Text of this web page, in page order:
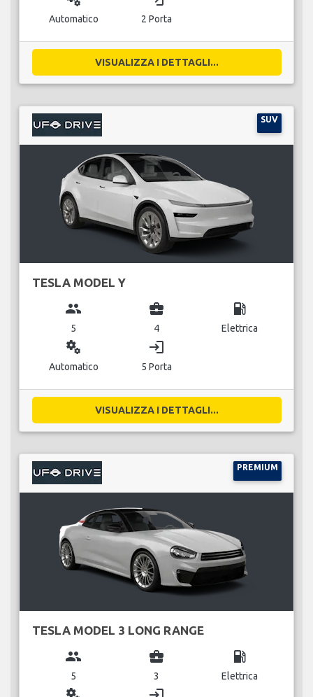
Automatico 2 Porta
VISUALIZZA I DETTAGLI...
SUV
TESLA MODEL Y
group
5
business_center
4
local_gas_station
Elettrica
miscellaneous_services
Automatico
login
5 Porta
VISUALIZZA I DETTAGLI...
PREMIUM
TESLA MODEL 3 LONG RANGE
group
5
business_center
3
local_gas_station
Elettrica